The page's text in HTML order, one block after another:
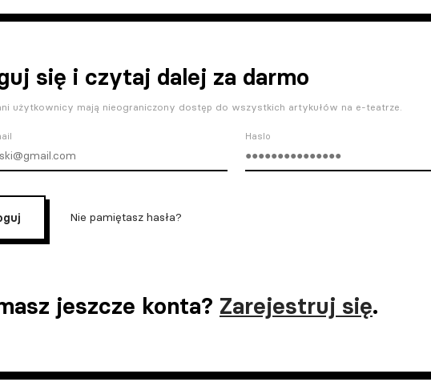
się i czytaj dalej za darmo
użytkownicy mają nieograniczony dostęp do wszystkich artykułów na e-teatrze.
Haslo
Nie pamiętasz hasła?
jeszcze konta? Zarejestruj się.